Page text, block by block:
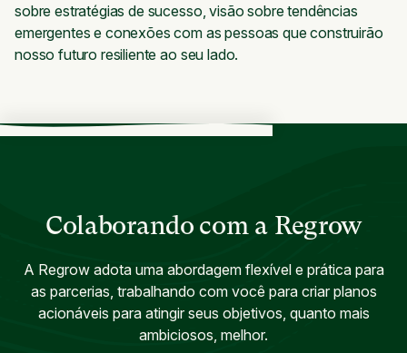
sobre estratégias de sucesso, visão sobre tendências
emergentes e conexões com as pessoas que construirão
nosso futuro resiliente ao seu lado.
Colaborando com a Regrow
A Regrow adota uma abordagem flexível e prática para
as parcerias, trabalhando com você para criar planos
acionáveis para atingir seus objetivos, quanto mais
ambiciosos, melhor.